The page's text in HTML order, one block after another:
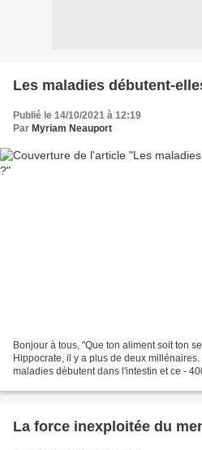
Les maladies débutent-
Publié le 14/10/2021 à 12:19
Par Myriam Neauport
Bonjour à tous, "Que ton aliment soit ton
Hippocrate, il y a plus de deux
maladies débutent dans l'intestin et ce -
La force inexploitée du